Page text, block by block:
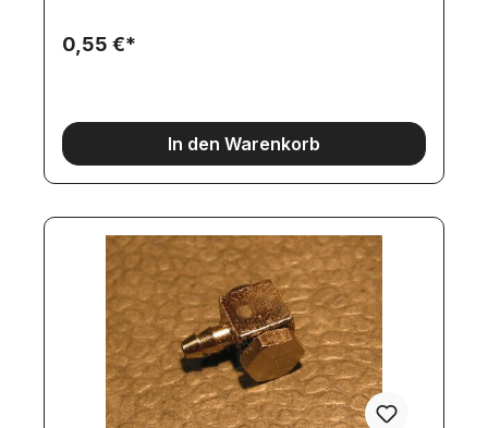
0,55 €*
In den Warenkorb